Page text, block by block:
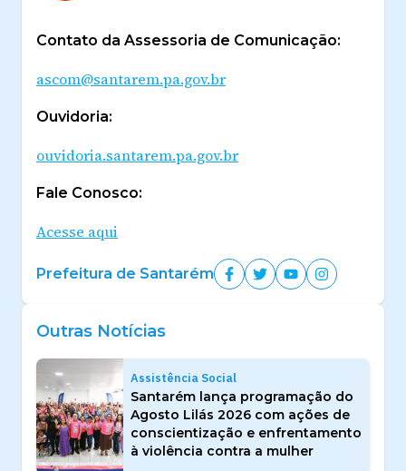
Contato da Assessoria de Comunicação:
ascom@santarem.pa.gov.br
Ouvidoria:
ouvidoria.santarem.pa.gov.br
Fale Conosco:
Acesse aqui
Prefeitura de Santarém
Outras Notícias
Assistência Social
Santarém lança programação do
Agosto Lilás 2026 com ações de
conscientização e enfrentamento
à violência contra a mulher